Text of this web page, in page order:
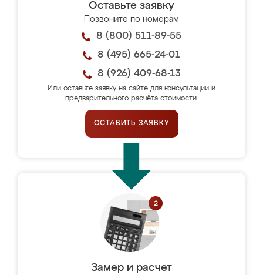
Оставьте заявку
Позвоните по номерам
8 (800) 511-89-55
8 (495) 665-24-01
8 (926) 409-68-13
Или оставьте заявку на сайте для консультации и
предварительного расчёта стоимости.
ОСТАВИТЬ ЗАЯВКУ
Замер и расчет